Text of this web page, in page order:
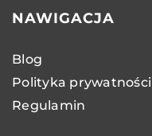
NAWIGACJA
Blog
Polityka prywatności
Regulamin